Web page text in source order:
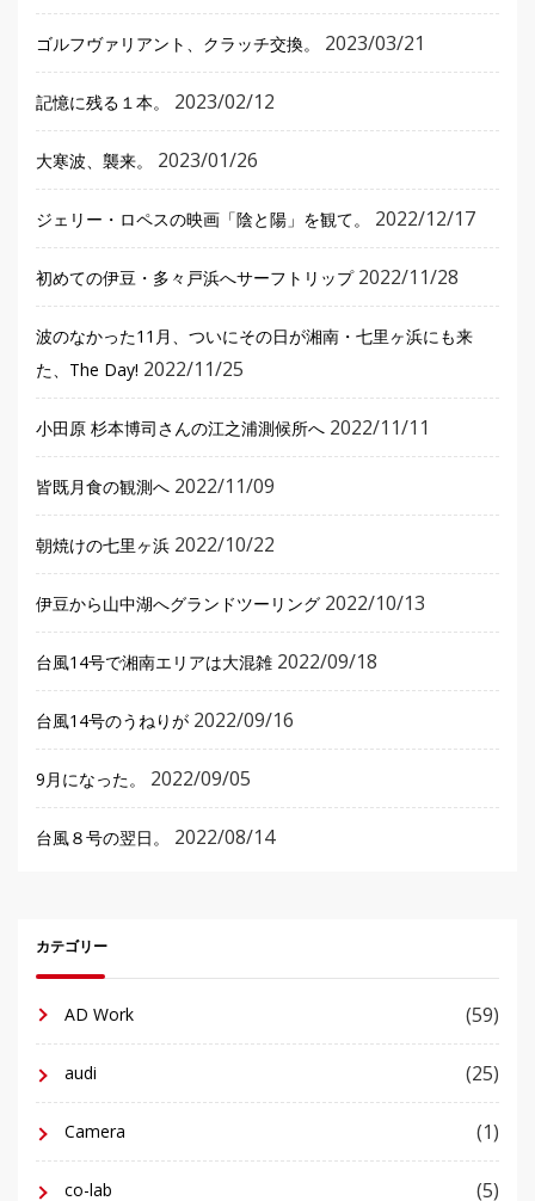
ゴルフヴァリアント、クラッチ交換。 2023/03/21
記憶に残る１本。 2023/02/12
大寒波、襲来。 2023/01/26
ジェリー・ロペスの映画「陰と陽」を観て。 2022/12/17
初めての伊豆・多々戸浜へサーフトリップ 2022/11/28
波のなかった11月、ついにその日が湘南・七里ヶ浜にも来
た、The Day! 2022/11/25
小田原 杉本博司さんの江之浦測候所へ 2022/11/11
皆既月食の観測へ 2022/11/09
朝焼けの七里ヶ浜 2022/10/22
伊豆から山中湖へグランドツーリング 2022/10/13
台風14号で湘南エリアは大混雑 2022/09/18
台風14号のうねりが 2022/09/16
9月になった。 2022/09/05
台風８号の翌日。 2022/08/14
カテゴリー
AD Work (59)
audi (25)
Camera (1)
co-lab (5)